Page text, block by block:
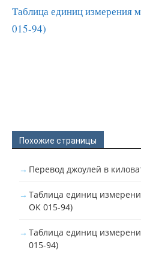
Таблица единиц
015-94)
Похожие страницы
Перевод джоулей в
Таблица единиц
ОК 015-94)
Таблица единиц
015-94)